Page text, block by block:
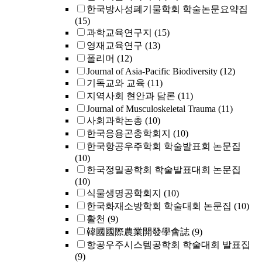
한국방사성폐기물학회 학술논문요약집
(15)
과학교육연구지 (15)
영재교육연구 (13)
폴리머 (12)
Journal of Asia-Pacific Biodiversity (12)
기독교와 교육 (11)
지역사회 현안과 담론 (11)
Journal of Musculoskeletal Trauma (11)
사회과학논총 (10)
한국응용곤충학회지 (10)
한국항공우주학회 학술발표회 논문집
(10)
한국정밀공학회 학술발표대회 논문집
(10)
식물생명공학회지 (10)
한국화재소방학회 학술대회 논문집 (10)
활천 (9)
韓國國際農業開發學會誌 (9)
항공우주시스템공학회 학술대회 발표집
(9)